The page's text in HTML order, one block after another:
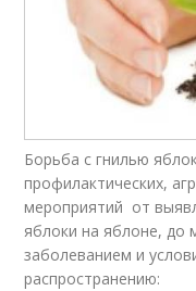
Борьба с гнилью
профилактических,
мероприятий от
яблоки на яблоне, до
заболеванием и
распространению: